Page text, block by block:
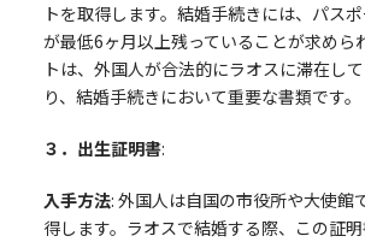
トを取得します。結婚手続きには、パス
が最低6ヶ月以上残っていることが求めら
トは、外国人が合法的にラオスに滞在し
り、結婚手続きにおいて重要な書類です。
３．出生証明書:
入手方法: 外国人は自国の市役所や大使館
得します。ラオスで結婚する際、この証